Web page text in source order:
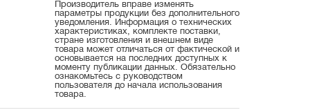
Производитель вправе изменять
параметры продукции без дополнительного
уведомления. Информация о технических
характеристиках, комплекте поставки,
стране изготовления и внешнем виде
товара может отличаться от фактической и
основывается на последних доступных к
моменту публикации данных. Обязательно
ознакомьтесь с руководством
пользователя до начала использования
товара.